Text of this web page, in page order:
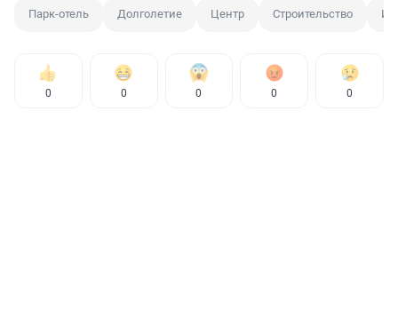
Парк-отель Долголетие Центр Строительство
0 0 0 0 0